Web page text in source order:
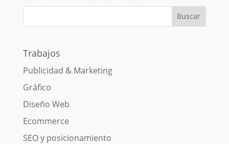
Trabajos
Publicidad & Marketing
Gráfico
Diseño Web
Ecommerce
SEO y posicionamiento